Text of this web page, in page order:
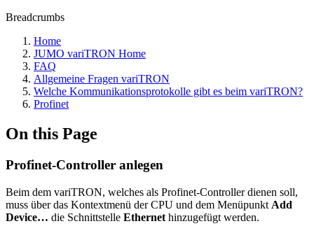
Breadcrumbs
Home
JUMO variTRON Home
FAQ
Allgemeine Fragen variTRON
Welche Kommunikationsprotokolle gibt es beim variTRON?
Profinet
On this Page
Profinet-Controller anlegen
Beim dem variTRON, welches als Profinet-Controller dienen soll,
muss über das Kontextmenü der CPU und dem Menüpunkt Add
Device… die Schnittstelle Ethernet hinzugefügt werden.